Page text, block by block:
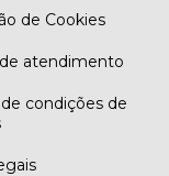
de Cookies
atendimento
condições de